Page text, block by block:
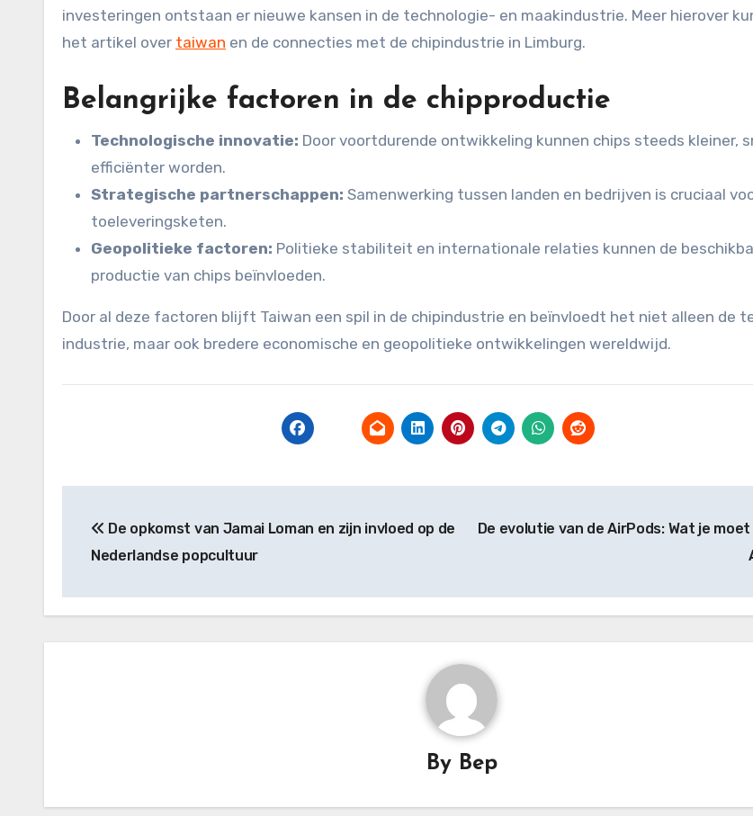
investeringen ontstaan er nieuwe kansen in de technologie- en maakindustrie. Meer hierover
het artikel over taiwan en de connecties met de chipindustrie in Limburg.
Belangrijke factoren in de chipproductie
Technologische innovatie: Door voortdurende ontwikkeling kunnen chips steeds kleiner,
efficiënter worden.
Strategische partnerschappen: Samenwerking tussen landen en bedrijven is cruciaal
toeleveringsketen.
Geopolitieke factoren: Politieke stabiliteit en internationale relaties kunnen de
productie van chips beïnvloeden.
Door al deze factoren blijft Taiwan een spil in de chipindustrie en beïnvloedt het niet alleen de
industrie, maar ook bredere economische en geopolitieke ontwikkelingen wereldwijd.
navigation
De opkomst van Jamai Loman en zijn invloed op de
Nederlandse popcultuur
De evolutie van de AirPods: Wat je
By Bep